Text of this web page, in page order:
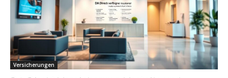
Versicherungen